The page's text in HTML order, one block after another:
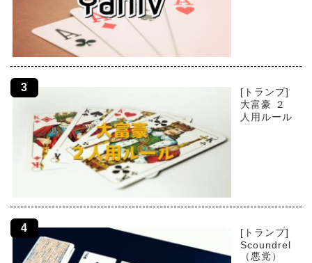
[トランプ]
大富豪 ２
人用ルール
[トランプ]
Scoundrel
（悪党）